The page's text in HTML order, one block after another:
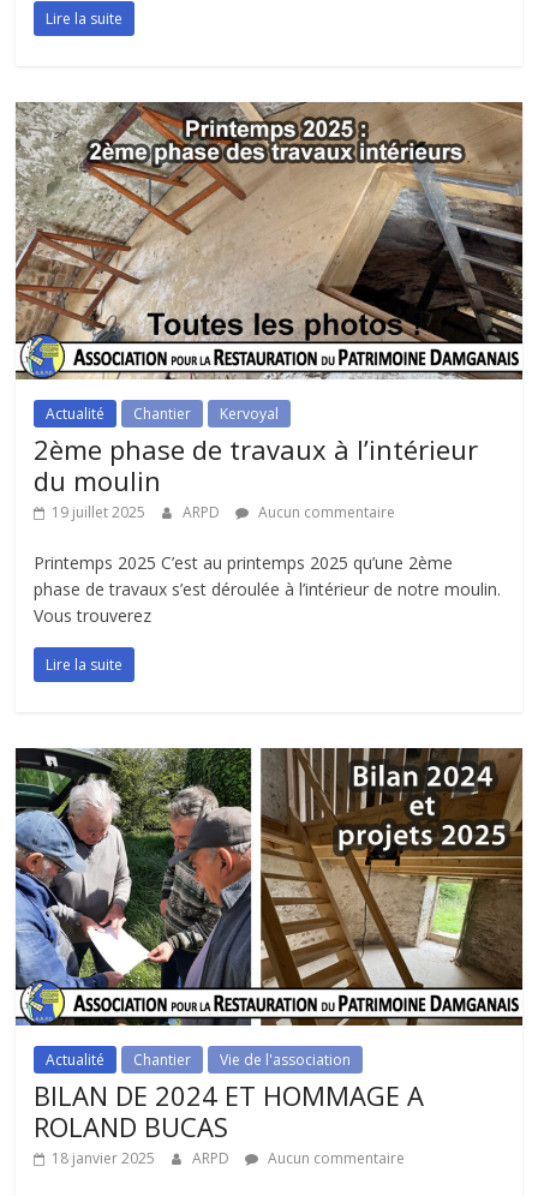
Lire la suite
Actualité Chantier Kervoyal
2ème phase de travaux à l’intérieur
du moulin
19 juillet 2025 ARPD Aucun commentaire
Printemps 2025 C’est au printemps 2025 qu’une 2ème
phase de travaux s’est déroulée à l’intérieur de notre moulin.
Vous trouverez
Lire la suite
Actualité Chantier Vie de l'association
BILAN DE 2024 ET HOMMAGE A
ROLAND BUCAS
18 janvier 2025 ARPD Aucun commentaire